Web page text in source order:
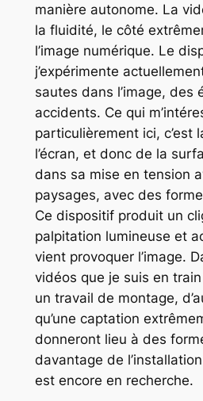
manière autonome. La
la fluidité, le côté
l’image numérique. Le
j’expérimente
sautes dans l’image, des
accidents. Ce qui
particulièrement ici, c’est
l’écran, et donc de la
dans sa mise en tension
paysages, avec des
Ce dispositif produit un
palpitation lumineuse et
vient provoquer l’image.
vidéos que je suis en
un travail de montage,
qu’une captation
donneront lieu à des
davantage de
est encore en recherche.